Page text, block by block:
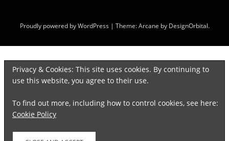
Privacy & Cookies: This site uses cookies. By continuing to
use this website, you agree to their use.
To find out more, including how to control cookies, see here:
Cookie Policy
Proudly powered by WordPress | Theme: Arcane by DesignOrbital.
Discover more from
NININMENULIS
Subscribe now to keep reading and get access to the